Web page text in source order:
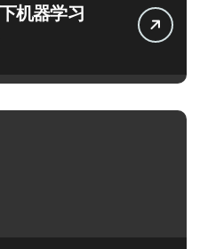
机器学习